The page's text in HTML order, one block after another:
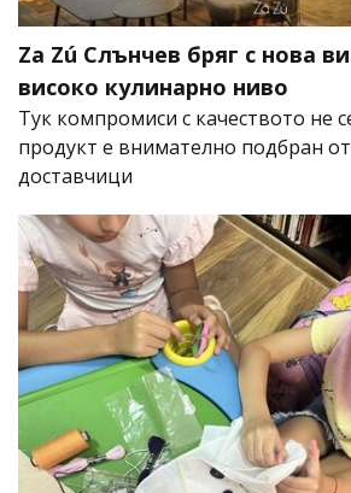
Za Zú Слънчев бряг с нова
високо кулинарно ниво
Тук компромиси с качеството не
продукт е внимателно подбран
доставчици